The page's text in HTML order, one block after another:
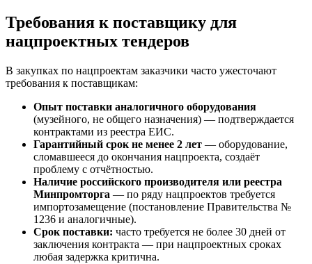
Требования к поставщику для
нацпроектных тендеров
В закупках по нацпроектам заказчики часто ужесточают
требования к поставщикам:
Опыт поставки аналогичного оборудования
(музейного, не общего назначения) — подтверждается
контрактами из реестра ЕИС.
Гарантийный срок не менее 2 лет — оборудование,
сломавшееся до окончания нацпроекта, создаёт
проблему с отчётностью.
Наличие российского производителя или реестра
Минпромторга — по ряду нацпроектов требуется
импортозамещение (постановление Правительства №
1236 и аналогичные).
Срок поставки: часто требуется не более 30 дней от
заключения контракта — при нацпроектных сроках
любая задержка критична.